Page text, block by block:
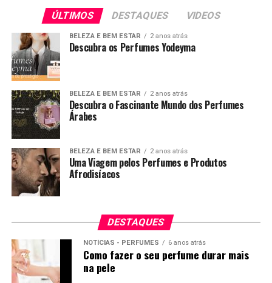
Todos estes produtos são certificados por laboratórios
devidamente credenciados para o efeito, o que dá à
marca a segurança de poder levar à casa dos clientes
produtos da mais alta qualidade.
esses elementos fortemente presentes em todas as
encomendas entregues.
ÚLTIMOS DESTAQUES VIDEOS
BELEZA E BEM ESTAR 2 anos atrás
Descubra os Perfumes Yodeyma
BELEZA E BEM ESTAR 2 anos atrás
Descubra o Fascinante Mundo dos Perfumes
Árabes
BELEZA E BEM ESTAR 2 anos atrás
Uma Viagem pelos Perfumes e Produtos
Afrodisíacos
DESTAQUES
NOTÍCIAS - PERFUMES 6 anos atrás
Como fazer o seu perfume durar mais
na pele